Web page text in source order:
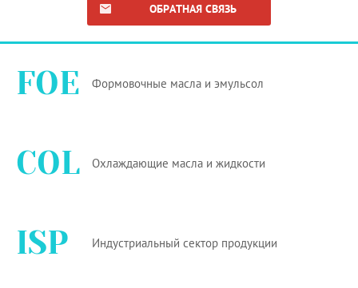
ОБРАТНАЯ СВЯЗЬ
FOE Формовочные масла и эмульсол
COL Охлаждающие масла и жидкости
ISP Индустриальный сектор продукции